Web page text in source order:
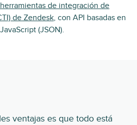
de integración de
de Zendesk, con API basadas en
(JSON).
ventajas es que todo está